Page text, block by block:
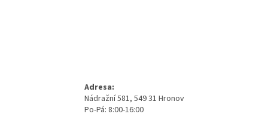
Adresa:
Nádražní 581, 549 31 Hronov
Po-Pá: 8:00-16:00